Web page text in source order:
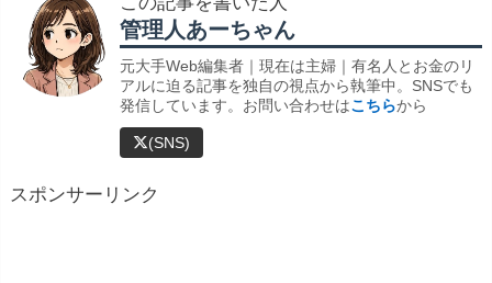
管理人あーちゃん
元大手Web編集者｜現在は主婦｜有名人とお金のリ
アルに迫る記事を独自の視点から執筆中。SNSでも
発信しています。お問い合わせはこちらから
(SNS)
スポンサーリンク